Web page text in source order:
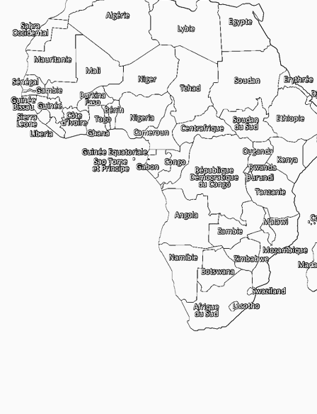
Législation
CIMA
Législation
OAPI
Législation
OHADA
Législation